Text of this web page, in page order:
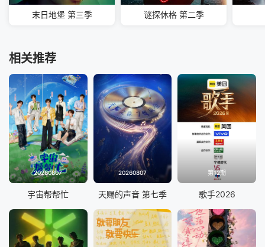
末日地堡 第三季 谜探休格 第二季
相关推荐
20260807
宇宙帮帮忙
20260807
天赐的声音 第七季
第12期
歌手2026